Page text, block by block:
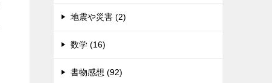
地震や災害 (2)
数学 (16)
書物感想 (92)